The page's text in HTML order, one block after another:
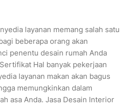
layanan memang salah satu
beberapa orang akan
penentu desain rumah Anda
Hal banyak pekerjaan
layanan makan akan bagus
memungkinkan dalam
asa Anda. Jasa Desain Interior